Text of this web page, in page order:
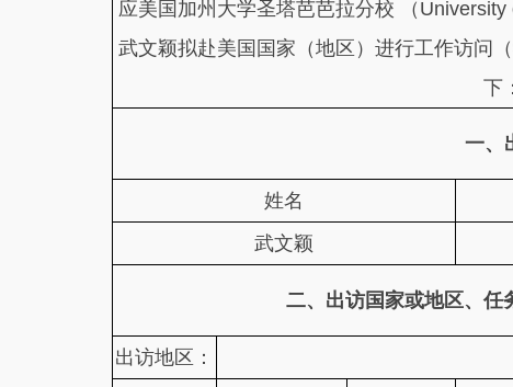
应美国加州大学圣塔芭芭拉分校 （University
武文颖拟赴美国国家（地区）进行工作访问
下：
一、
姓名
武文颖
二、出访国家或地区、任
出访地区：